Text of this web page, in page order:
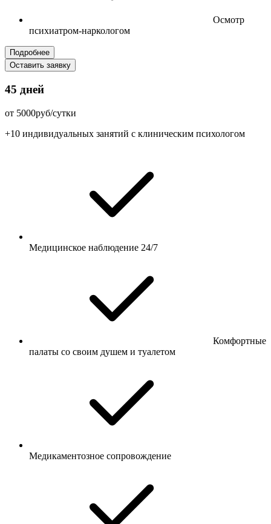
Осмотр
психиатром-наркологом
Подробнее
Оставить заявку
45 дней
от 5000руб/сутки
+10 индивидуальных занятий с клиническим психологом
Медицинское наблюдение 24/7
Комфортные
палаты со своим душем и туалетом
Медикаментозное сопровождение